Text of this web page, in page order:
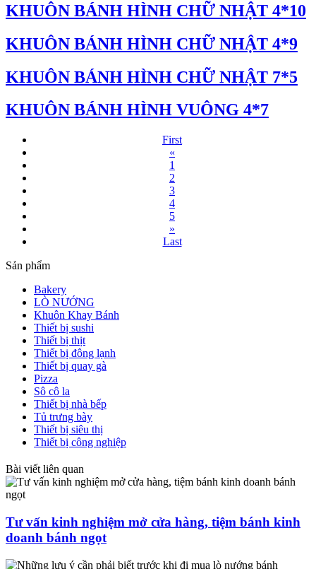
KHUÔN BÁNH HÌNH CHỮ NHẬT 4*10
KHUÔN BÁNH HÌNH CHỮ NHẬT 4*9
KHUÔN BÁNH HÌNH CHỮ NHẬT 7*5
KHUÔN BÁNH HÌNH VUÔNG 4*7
First
«
1
2
3
4
5
»
Last
Sản phẩm
Bakery
LÒ NƯỚNG
Khuôn Khay Bánh
Thiết bị sushi
Thiết bị thịt
Thiết bị đông lạnh
Thiết bị quay gà
Pizza
Sô cô la
Thiết bị nhà bếp
Tủ trưng bày
Thiết bị siêu thị
Thiết bị công nghiệp
Bài viết liên quan
Tư vấn kinh nghiệm mở cửa hàng, tiệm bánh kinh
doanh bánh ngọt